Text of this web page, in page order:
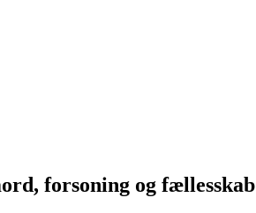
forsoning og fællesskab